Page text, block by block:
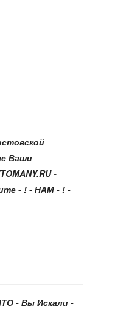
Ваши
-
- ! - НАМ - ! -
- Вы Искали -